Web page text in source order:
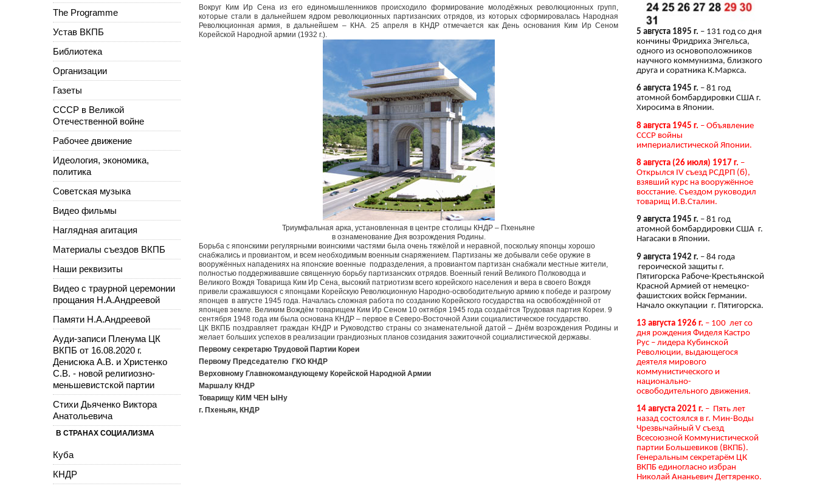
Вокруг Ким Ир Сена из его единомышленников происходило формирование молодёжных революционных групп,
которые стали в дальнейшем ядром революционных партизанских отрядов, из которых сформировалась Народная
Революционная армия, в дальнейшем – КНА. 25 апреля в КНДР отмечается как День основания Ким Ир Сеном
Корейской Народной армии (1932 г.).
Триумфальная арка, установленная в центре столицы КНДР – Пхеньяне
в ознаменование Дня возрождения Родины.
Борьба с японскими регулярными воинскими частями была очень тяжёлой и неравной, поскольку японцы хорошо
снабжались и провиантом, и всем необходимым военным снаряжением. Партизаны же добывали себе оружие в
вооружённых нападениях на японские военные подразделения, а провиантом партизан снабжали местные жители,
полностью поддерживавшие священную борьбу партизанских отрядов. Военный гений Великого Полководца и
Великого Вождя Товарища Ким Ир Сена, высокий патриотизм всего корейского населения и вера в своего Вождя
привели сражавшуюся с японцами Корейскую Революционную Народно-освободительную армию к победе и разгрому
японцев в августе 1945 года. Началась сложная работа по созданию Корейского государства на освобождённой от
японцев земле. Великим Вождём товарищем Ким Ир Сеном 10 октября 1945 года создаётся Трудовая партия Кореи. 9
сентября 1948 года им была основана КНДР – первое в Северо-Восточной Азии социалистическое государство.
ЦК ВКПБ поздравляет граждан КНДР и Руководство страны со знаменательной датой – Днём возрождения Родины и
желает больших успехов в реализации грандиозных планов созидания зажиточной социалистической державы.
Первому секретарю Трудовой Партии Кореи
Первому Председателю ГКО КНДР
Верховному Главнокомандующему Корейской Народной Армии
Маршалу КНДР
Товарищу КИМ ЧЕН ЫНу
г. Пхеньян, КНДР
The Programme
Устав ВКПБ
Библиотека
Организации
Газеты
СССР в Великой
Отечественной войне
Рабочее движение
Идеология, экономика,
политика
Советская музыка
Видео фильмы
Наглядная агитация
Материалы съездов ВКПБ
Наши реквизиты
Видео с траурной церемонии
прощания Н.А.Андреевой
Памяти Н.А.Андреевой
Ауди-записи Пленума ЦК
ВКПБ от 16.08.2020 г.
Денисюка А.В. и Христенко
С.В. - новой религиозно-
меньшевистской партии
Стихи Дьяченко Виктора
Анатольевича
В СТРАНАХ СОЦИАЛИЗМА
Куба
КНДР
5 августа 1895 г. – 131 год со дня
кончины Фридриха Энгельса,
одного из основоположников
научного коммунизма, близкого
друга и соратника К.Маркса.
6 августа 1945 г. – 81 год
атомной бомбардировки США г.
Хиросима в Японии.
8 августа 1945 г. – Объявление
СССР войны
империалистической Японии.
8 августа (26 июля) 1917 г. –
Открылся IV съезд РСДРП (б),
взявший курс на вооружённое
восстание. Съездом руководил
товарищ И.В.Сталин.
9 августа 1945 г. – 81 год
атомной бомбардировки США г.
Нагасаки в Японии.
9 августа 1942 г. – 84 года
героической защиты г.
Пятигорска Рабоче-Крестьянской
Красной Армией от немецко-
фашистских войск Германии.
Начало оккупации г. Пятигорска.
13 августа 1926 г. – 100 лет со
дня рождения Фиделя Кастро
Рус – лидера Кубинской
Революции, выдающегося
деятеля мирового
коммунистического и
национально-
освободительного движения.
14 августа 2021 г. – Пять лет
назад состоялся в г. Мин-Воды
Чрезвычайный V съезд
Всесоюзной Коммунистической
партии Большевиков (ВКПБ).
Генеральным секретарём ЦК
ВКПБ единогласно избран
Николай Ананьевич Дегтяренко.